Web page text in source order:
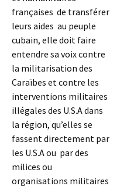
françaises de transférer
leurs aides au peuple
cubain, elle doit faire
entendre sa voix contre
la militarisation des
Caraïbes et contre les
interventions militaires
illégales des U.S.A dans
la région, qu’elles se
fassent directement par
les U.S.A ou par des
milices ou
organisations militaires